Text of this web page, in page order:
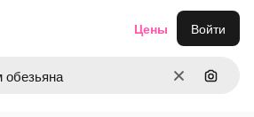
ОчиститьПоиск
Цены Войти